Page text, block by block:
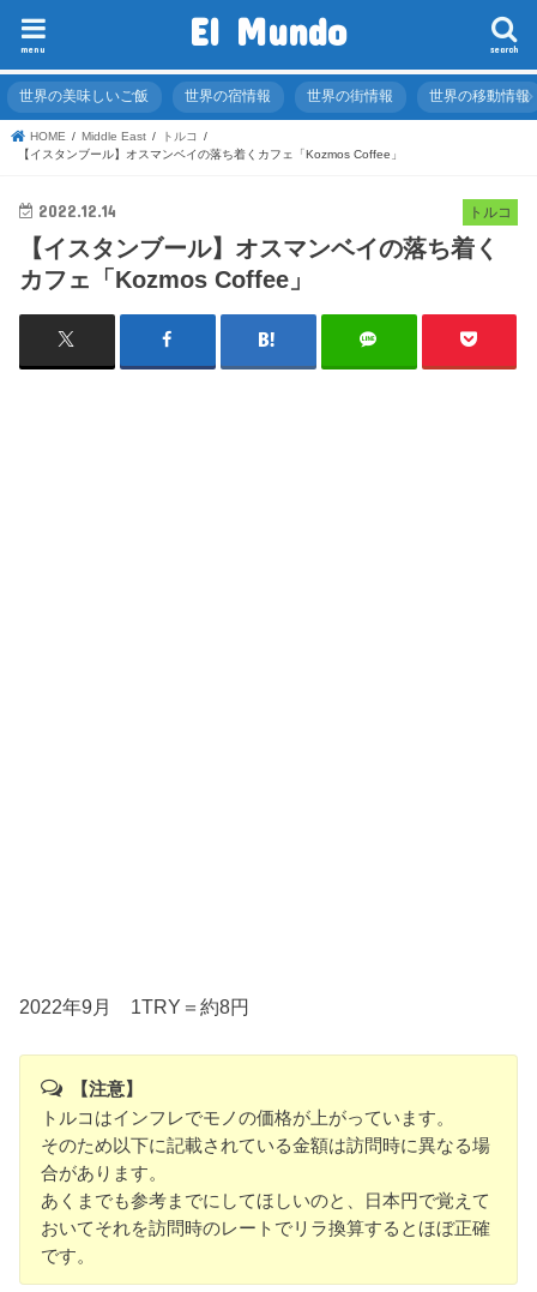
El Mundo search
menu
世界の美味しいご飯 世界の宿情報 世界の街情報 世界の移動情報
HOME Middle East
トルコ
【イスタンブール】オスマンベイの落ち着くカフェ「Kozmos Coffee」
トルコ
2022.12.14
【イスタンブール】オスマンベイの落ち着く
カフェ「Kozmos Coffee」
2022年9月 1TRY＝約8円
【注意】
トルコはインフレでモノの価格が上がっています。
そのため以下に記載されている金額は訪問時に異なる場
合があります。
あくまでも参考までにしてほしいのと、日本円で覚えて
おいてそれを訪問時のレートでリラ換算するとほぼ正確
です。